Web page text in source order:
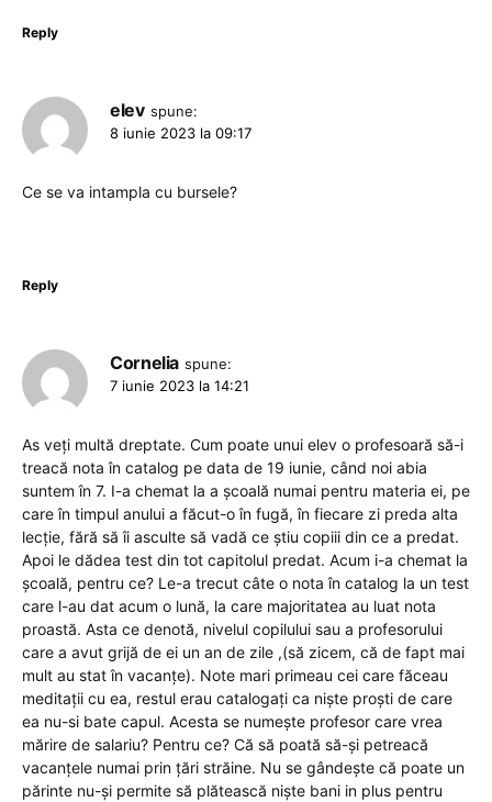
Reply
elev spune:
8 iunie 2023 la 09:17
Ce se va intampla cu bursele?
Reply
Cornelia spune:
7 iunie 2023 la 14:21
As veți multă dreptate. Cum poate unui elev o profesoară să-i
treacă nota în catalog pe data de 19 iunie, când noi abia
suntem în 7. I-a chemat la a școală numai pentru materia ei, pe
care în timpul anului a făcut-o în fugă, în fiecare zi preda alta
lecție, fără să îi asculte să vadă ce știu copiii din ce a predat.
Apoi le dădea test din tot capitolul predat. Acum i-a chemat la
școală, pentru ce? Le-a trecut câte o nota în catalog la un test
care l-au dat acum o lună, la care majoritatea au luat nota
proastă. Asta ce denotă, nivelul copilului sau a profesorului
care a avut grijă de ei un an de zile ,(să zicem, că de fapt mai
mult au stat în vacanțe). Note mari primeau cei care făceau
meditații cu ea, restul erau catalogați ca niște proști de care
ea nu-si bate capul. Acesta se numește profesor care vrea
mărire de salariu? Pentru ce? Că să poată să-și petreacă
vacanțele numai prin țări străine. Nu se gândește că poate un
părinte nu-și permite să plătească niște bani in plus pentru